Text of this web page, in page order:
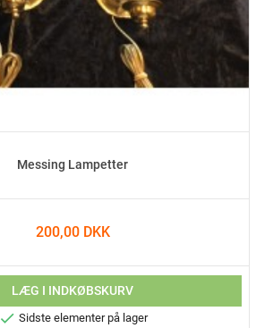
Messing Lampetter
200,00 DKK
LÆG I INDKØBSKURV
 Sidste elementer på lager